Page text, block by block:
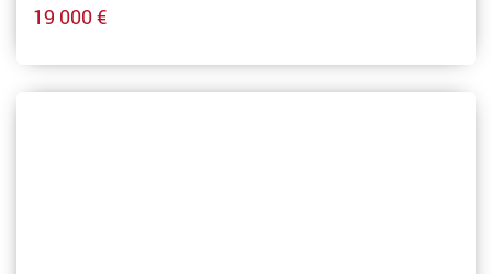
19 000 €